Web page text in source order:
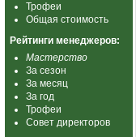
Трофеи
Общая стоимость
Рейтинги менеджеров:
Мастерство
За сезон
За месяц
За год
Трофеи
Совет директоров